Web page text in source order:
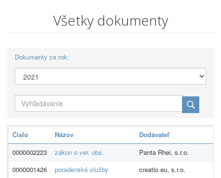
Všetky dokumenty
Dokumenty za rok:
Číslo Názov
Dodávateľ
0000002223
zákon o ver. obs.
Panta Rhei, s.r.o.
0000001426
poradenské služby
creatio eu, s.r.o.